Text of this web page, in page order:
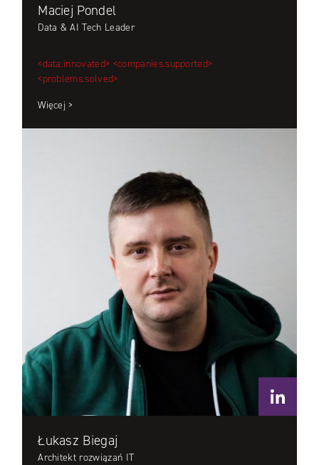
Maciej Pondel
Data & AI Tech Leader
<data.innovated> <companies.supported>
<problems.solved>
Więcej >
Łukasz Biegaj
Architekt rozwiązań IT